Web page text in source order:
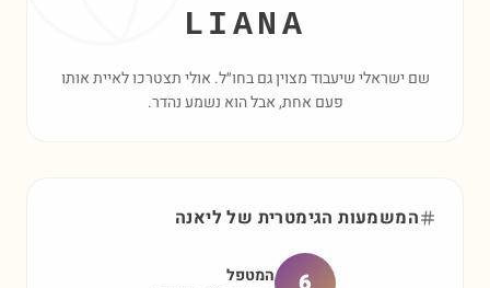
LIANA
שם ישראלי שיעבוד מצוין גם בחו״ל. אולי תצטרכו לאיית אותו
פעם אחת, אבל הוא נשמע נהדר.
המשמעות הגימטרית שלליאנה
המטפל